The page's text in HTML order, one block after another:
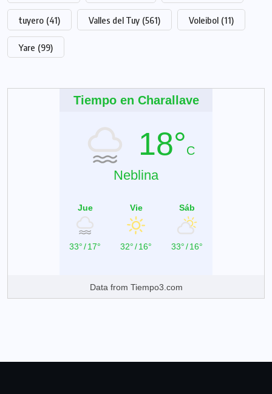
tuyero (41) Valles del Tuy (561) Voleibol (11)
Yare (99)
Tiempo en Charallave
18°C
Neblina
Jue
33°/17°
Vie
32°/16°
Sáb
33°/16°
Data from Tiempo3.com